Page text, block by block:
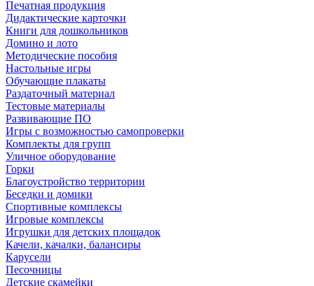
Печатная продукция
Дидактические карточки
Книги для дошкольников
Домино и лото
Методические пособия
Настольные игры
Обучающие плакаты
Раздаточный материал
Тестовые материалы
Развивающие ПО
Игры с возможностью самопроверки
Комплекты для групп
Уличное оборудование
Горки
Благоустройство территории
Беседки и домики
Спортивные комплексы
Игровые комплексы
Игрушки для детских площадок
Качели, качалки, балансиры
Карусели
Песочницы
Детские скамейки